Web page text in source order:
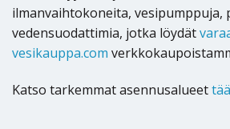
ilmanvaihtokoneita, vesipumppuja,
vedensuodattimia, jotka löydät
vesikauppa.com
Katso tarkemmat asennusalueet